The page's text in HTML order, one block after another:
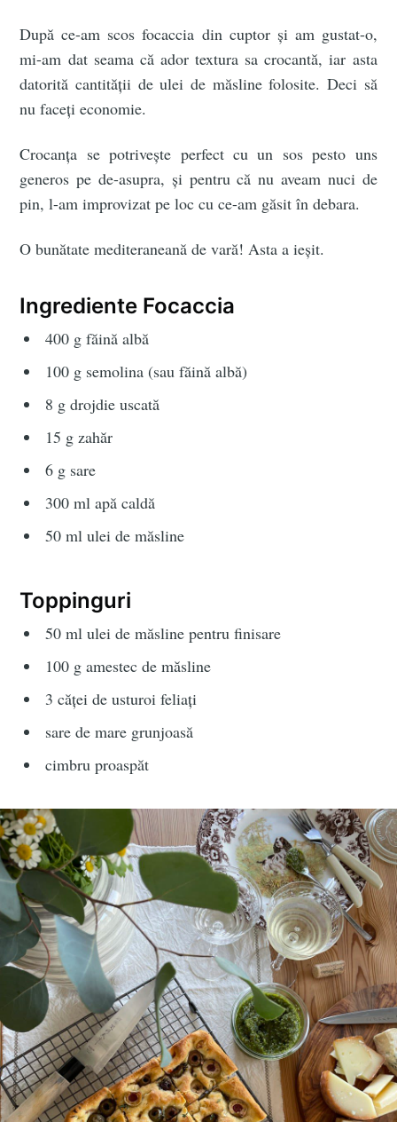
După ce-am scos focaccia din cuptor și am gustat-o,
mi-am dat seama că ador textura sa crocantă, iar asta
datorită cantității de ulei de măsline folosite. Deci să
nu faceți economie.
Crocanța se potrivește perfect cu un sos pesto uns
generos pe de-asupra, și pentru că nu aveam nuci de
pin, l-am improvizat pe loc cu ce-am găsit în debara.
O bunătate mediteraneană de vară! Asta a ieșit.
Ingrediente Focaccia
400 g făină albă
100 g semolina (sau făină albă)
8 g drojdie uscată
15 g zahăr
6 g sare
300 ml apă caldă
50 ml ulei de măsline
Toppinguri
50 ml ulei de măsline pentru finisare
100 g amestec de măsline
3 căței de usturoi feliați
sare de mare grunjoasă
cimbru proaspăt